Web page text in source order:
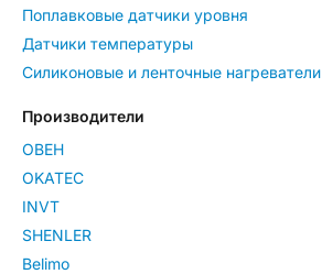
Поплавковые датчики уровня
Датчики температуры
Силиконовые и ленточные нагреватели
Производители
ОВЕН
OKATEC
INVT
SHENLER
Belimo